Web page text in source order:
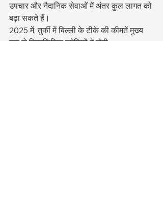
उपचार और नैदानिक सेवाओं में अंतर कुल लागत को
बढ़ा सकते हैं।
2025 में, तुर्की में बिल्ली के टीके की कीमतें मुख्य
रूप से निम्नलिखित श्रेणियों में होंगी: